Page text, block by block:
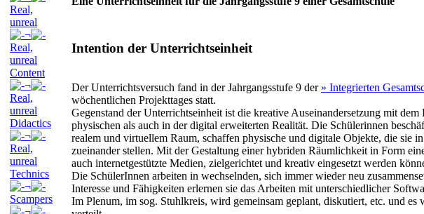
Real,
unreal
¬
Real,
unreal
Content
¬
Real,
unreal
Didactics
¬
Real,
unreal
Technics
¬
Scampers
¬
Intention der Unterrichtseinheit
Der Unterrichtsversuch fand in der Jahrgangsstufe 9 der » Integrierten
wöchentlichen Projekttages statt.
Gegenstand der Unterrichtseinheit ist die kreative Auseinandersetzung mit
physischen als auch in der digital erweiterten Realität. Die Schülerinnen
realem und virtuellem Raum, schaffen physische und digitale Objekte, die sie
zueinander stellen. Mit der Gestaltung einer hybriden Räumlichkeit in Form
auch internetgestützte Medien, zielgerichtet und kreativ eingesetzt werden
Die SchülerInnen arbeiten in wechselnden, sich immer wieder neu
Interesse und Fähigkeiten erlernen sie das Arbeiten mit unterschiedlicher
Im Plenum, im sog. Stuhlkreis, wird gemeinsam geplant, diskutiert, etc. und es